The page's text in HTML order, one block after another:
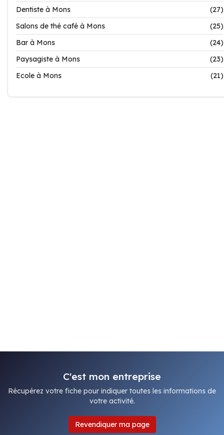
Dentiste à Mons
(27)
Salons de thé café à Mons
(25)
Bar à Mons
(24)
Paysagiste à Mons
(23)
Ecole à Mons
(21)
C'est mon entreprise
Récupérez votre fiche pour indiquer toutes les informations de
votre activité.
Revendiquer ma page